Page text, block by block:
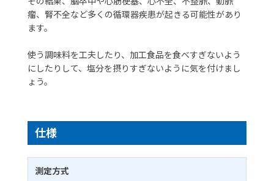
瘤、腎不全など多くの循環器疾患が起きる可能性があり
ます。
使う調味料を工夫したり、加工食品を食べすぎないよう
にしたりして、塩分を摂りすぎないように気を付けまし
ょう。
仕様
測定方式